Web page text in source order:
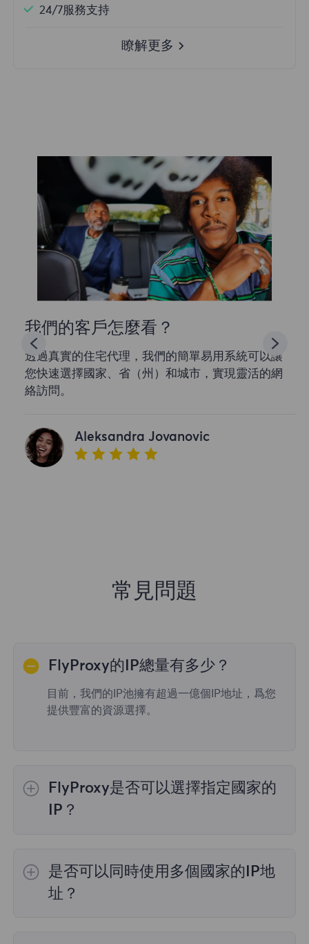
24/7服務支持
瞭解更多
我們的客戶怎麼看？
透過真實的住宅代理，我們的簡單易用系統可以讓
您快速選擇國家、省（州）和城市，實現靈活的網
絡訪問。
Aleksandra Jovanovic
常見問題
FlyProxy的IP總量有多少？
目前，我們的IP池擁有超過一億個IP地址，爲您
提供豐富的資源選擇。
FlyProxy是否可以選擇指定國家的
IP？
的代理選擇； 靜態住宅代理提供36個國家的代
理，購買時您可以選擇所需的國家。
是否可以同時使用多個國家的IP地
址？